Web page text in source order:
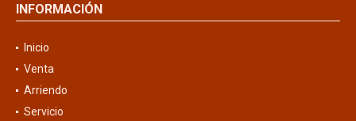
INFORMACIÓN
Inicio
Venta
Arriendo
Servicio